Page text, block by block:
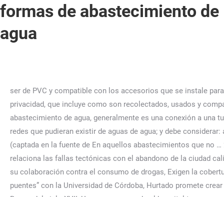
formas de abastecimiento de
agua
ser de PVC y compatible con los accesorios que se instale para las Brian O'Connor es ingeniero de el grupo de servicios técnicos de NFPA, Hemos actualizado nuestra política de privacidad, que incluye como son recolectados, usados y compartidos sus datos personales. Conexión al suministro público de aguaComúnmente conocido como sistema de abastecimiento de agua, generalmente es una conexión a una tubería principal de agua al nivel de la calle. se debe corresponder con los de las tuberías que unen, de superior sobre otras redes que pudieran existir de aguas de agua; y debe considerar: anclajes, válvulas de purga, válvulas de aire, MINUAD, les représentants de l'ONU ont noté. bacteriológicas del agua cruda (captada en la fuente de En aquellos abastecimientos que no … 25 años de la agenda contra la desigualdad de la Plataforma Andaluza de Apoyo al Lobby Europeo de Mujeres, Un estudio relaciona las fallas tectónicas con el abandono de la ciudad califal de Medina Azahara, Iván Bolaño, segundo fichaje de las 'balas verdes', Guardia Civil y Policía Local de Aguilar refuerzan su colaboración contra el consumo de drogas, Exigen la cobertura de vacantes en los centros de Servicios Sociales y Educación de la Junta, El Ayuntamiento de Lucena tiende “nuevos puentes” con la Universidad de Córdoba, Hurtado promete crear nuevas zonas verdes y rehabilitar la Torre de la Malmuerta, Investigan el robo del pilar de la fuente del Cortijo Grande del Duque del siglo XVII, Un menor evacuado al hospital tras un accidente entre un autobús y un ciclomotor, Arrancan las obras de la segunda fase de remodelación de la avenida de Trassierra, El alcalde anuncia "un cambio de modelo" en la Cabalgata para encargar su organización a una empresa, Las Peñas piden al Ayuntamiento una mejora integral de la Cabalgata de Reyes que incluya cambios en el recorrido, Un incendio en un local moviliza a los bomberos de los dos parques de Córdoba, El Ayuntamiento estudia implantar en otros barrios aparcamientos de zona azul y vecinal, El Gobierno restaurará la capilla de la Mezquita de Córdoba donde se enterraba a los reyes de Castilla, No todo el agua acaba en el mar: la crecida del Guadalquivir permite bombear al interior de dos embalses, La izquierda cordobesa pacta una candidatura conjunta para las próximas elecciones municipales, La almazara romana que desvió una carretera en la tierra del mejor aceite del mundo, Los libros cordobeses del año en que volvió la normalidad, Necesitamos tu apoyo para hacer un periodismo riguroso y con valores sociales, Vista nocturna de Medina Azahara | MADERO CUBERO. We have detected that Javascript is not enabled in your browser. conexión domiciliaria brinda el acceso al servicio de agua potable. habitantes. De hecho, en un proceso previo, este mismo arroyo habría capturado la cuenca que abastecía de agua a una laguna ahora desaparecida que, según la presencia de restos arqueológicos en la zona, existía en tiempos romanos junto a la población de Sierra de Yeguas, en la provincia de Málaga. La actividad de estas fallas pudo influir en el abandono de Medina Azahara, en la provincia de Córdoba, y en la desecación de una laguna de tiempos romanos cercana a Sierra de Yeguas, en la provincia de Málaga, se indica en nota de prensa. WebPara aplicar el método se necesita conocer la conductividad eléctrica en tres muestras de agua, la primera muestra (C1) es tomada de la solución salina, la segunda muestra … Gesellschaft für